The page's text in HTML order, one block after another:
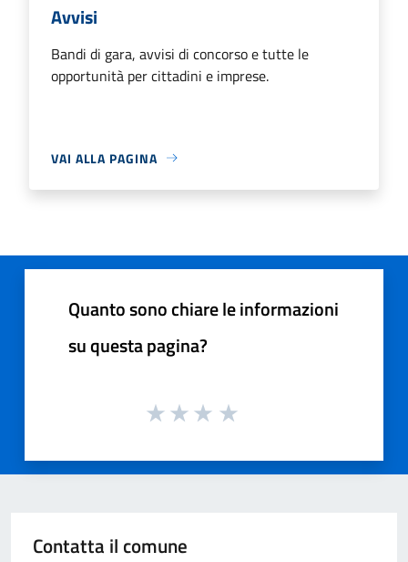
Avvisi
Bandi di gara, avvisi di concorso e tutte le
opportunità per cittadini e imprese.
VAI ALLA PAGINA
Quanto sono chiare le informazioni
su questa pagina?
Contatta il comune